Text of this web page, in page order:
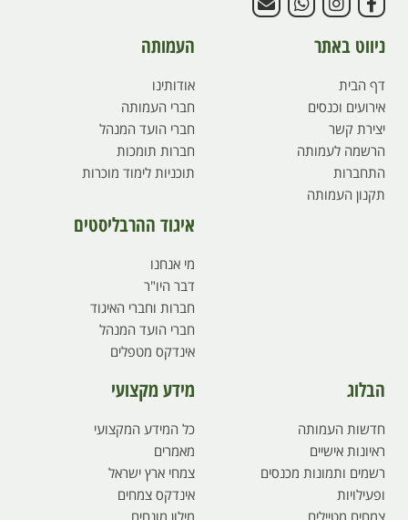
ניווט באתר
דף הבית
אירועים וכנסים
יצירת קשר
הרשמה לעמותה
התחברות
תקנון העמותה
העמותה
אודותינו
חברי העמותה
חברי הועד המנהל
חברות תומכות
תוכניות לימוד מוכרות
איגוד ההרבליסטים
מי אנחנו
דבר היו"ר
חברות וחברי האיגוד
חברי הועד המנהל
אינדקס מטפלים
הבלוג
חדשות העמותה
ראיונות אישיים
רשמים ותמונות מכנסים
ופעילויות
צמחים מטיילים
מידע מקצועי
כל המידע המקצועי
מאמרים
צמחי ארץ ישראל
אינדקס צמחים
מילון מונחים